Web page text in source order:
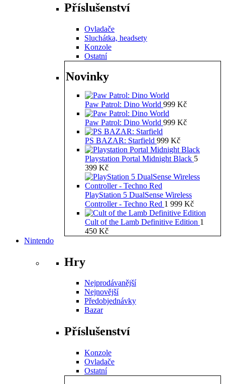
Příslušenství
Ovladače
Sluchátka, headsety
Konzole
Ostatní
Novinky
Paw Patrol: Dino World 999 Kč
Paw Patrol: Dino World 999 Kč
PS BAZAR: Starfield 999 Kč
Playstation Portal Midnight Black 5
399 Kč
PlayStation 5 DualSense Wireless
Controller - Techno Red 1 999 Kč
Cult of the Lamb Definitive Edition 1
450 Kč
Nintendo
Hry
Nejprodávanější
Nejnovější
Předobjednávky
Bazar
Příslušenství
Konzole
Ovladače
Ostatní